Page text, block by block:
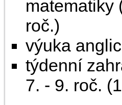
matematiky
roč.)
výuka
týdenní
7. - 9. roč.